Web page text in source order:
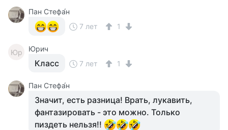
Пан Стефа́н
7 лет
1
Юр Юрич
Класс 7 лет 1
Пан Стефа́н
Значит, есть разница! Врать, лукавить,
фантазировать - это можно. Только
пиздеть нельзя!!